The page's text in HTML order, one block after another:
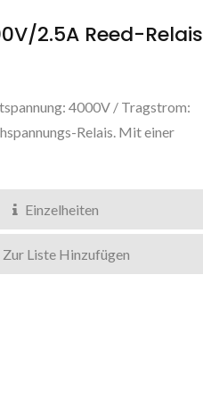
2.5A Reed-Relais
4000V / Tragstrom:
Relais. Mit einer
Einzelheiten
Zur Liste Hinzufügen